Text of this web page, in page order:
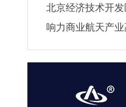
北京经济技术开
响力商业航天产